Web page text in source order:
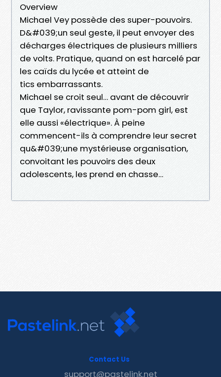
Overview
Michael Vey possède des super-pouvoirs.
D&#039;un seul geste, il peut envoyer des
décharges électriques de plusieurs milliers
de volts. Pratique, quand on est harcelé par
les caïds du lycée et atteint de
tics embarrassants.
Michael se croit seul… avant de découvrir
que Taylor, ravissante pom-pom girl, est
elle aussi «électrique». À peine
commencent-ils à comprendre leur secret
qu&#039;une mystérieuse organisation,
convoitant les pouvoirs des deux
adolescents, les prend en chasse…
Contact Us
support@pastelink.net